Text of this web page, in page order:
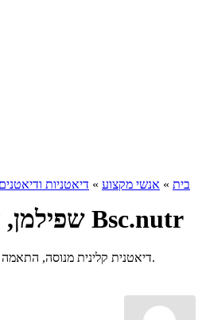
בית » אנשי מקצוע » דיאטניות
שפילמן, דיאטנית קלינית Bsc.nutr
דיאטנית קלינית מנוסה, התאמה אישית וייחודית לכל אחד ואחת.